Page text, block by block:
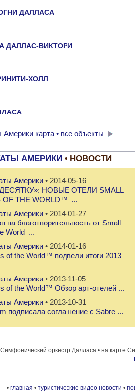
ДАЛЛАСА
ДАЛЛАС-ВИКТОРИ
ХОЛЛ
НЭШЕРА
карта • все объекты
АМЕРИКИ • НОВОСТИ
Америки • 2014-05-16
НОВЫЕ ОТЕЛИ SMALL
OF THE WORLD™ ...
Америки • 2014-01-27
на благотворительность от Small
World ...
Америки • 2014-01-16
of the World™ подвели итоги 2013
Америки • 2013-11-05
of the World™ Обзор арт-отелей ...
Америки • 2013-10-31
подписала соглашение с Sabre ...
оркестр Далласа • на карте
• главная • туристические видео новости •